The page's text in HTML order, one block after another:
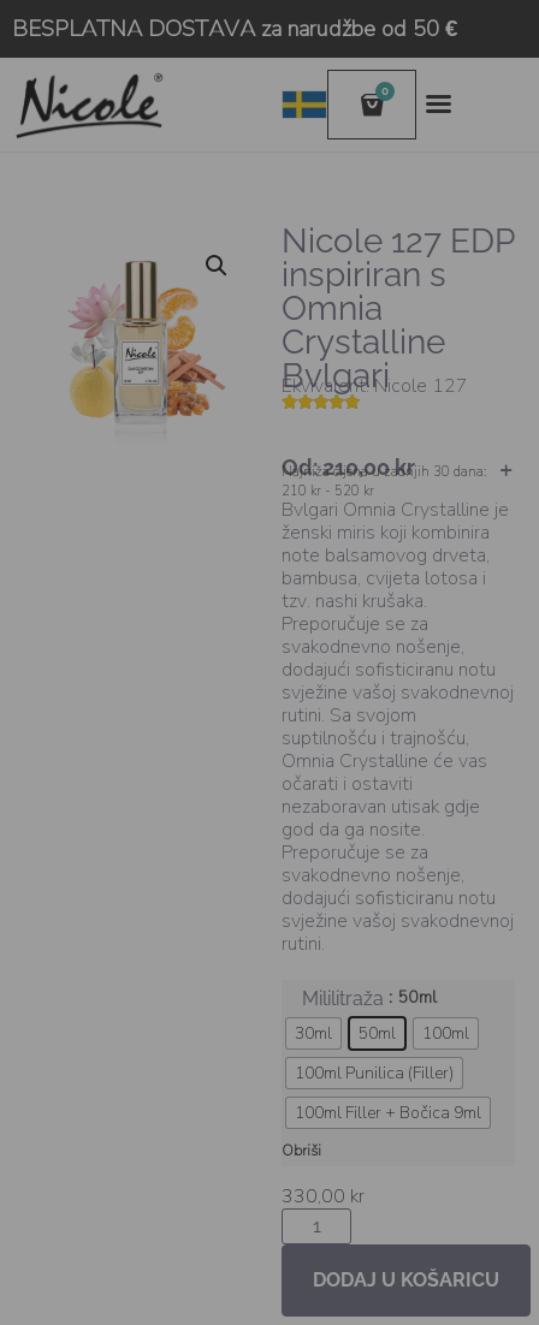
BESPLATNA DOSTAVA za narudžbe od 50 €
0
Nicole 127 EDP
inspiriran s
Omnia
Crystalline
Bvlgari
Ekvivalent: Nicole 127
ukupno 5 (
korisnika)
Od:210,00kr
Najniža cijena u zadnjih 30 dana:
210 kr - 520 kr
Bvlgari Omnia Crystalline je
ženski miris koji kombinira
note balsamovog drveta,
bambusa, cvijeta lotosa i
tzv. nashi krušaka.
Preporučuje se za
svakodnevno nošenje,
dodajući sofisticiranu notu
svježine vašoj svakodnevnoj
rutini. Sa svojom
suptilnošću i trajnošću,
Omnia Crystalline će vas
očarati i ostaviti
nezaboravan utisak gdje
god da ga nosite.
Preporučuje se za
svakodnevno nošenje,
dodajući sofisticiranu notu
svježine vašoj svakodnevnoj
rutini.
Mililitraža : 50ml
30ml 50ml
100ml
100ml Punilica (Filler)
100ml Filler + Bočica 9ml
Obriši
330,00 kr
DODAJ U KOŠARICU